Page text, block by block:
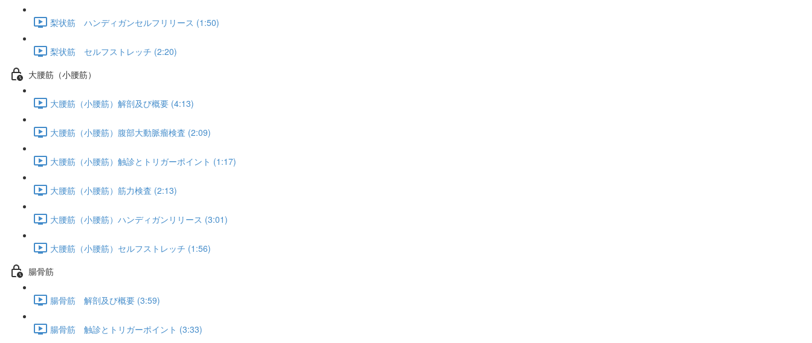
梨状筋 ハンディガンセルフリリース (1:50)
梨状筋 セルフストレッチ (2:20)
大腰筋（小腰筋）
大腰筋（小腰筋）解剖及び概要 (4:13)
大腰筋（小腰筋）腹部大動脈瘤検査 (2:09)
大腰筋（小腰筋）触診とトリガーポイント (1:17)
大腰筋（小腰筋）筋力検査 (2:13)
大腰筋（小腰筋）ハンディガンリリース (3:01)
大腰筋（小腰筋）セルフストレッチ (1:56)
腸骨筋
腸骨筋 解剖及び概要 (3:59)
腸骨筋 触診とトリガーポイント (3:33)